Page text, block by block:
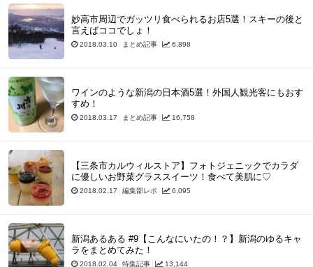
妙高市周辺でガッツリ食べられるお店5選！スキーの後と
言えばココでしょ！
2018.03.10 まとめ記事 6,898
ワインのような新潟の日本酒5選！外国人観光客にもおす
すめ！
2018.03.17 まとめ記事 16,758
【三条市カルウィルストア】フォトジェニックでカラダ
に優しいお野菜グラススイーツ！食べて美肌に♡
2018.02.17 編集部レポ 6,095
新潟あるある #9【こんなにいたの！？】新潟のゆるキャ
ラをまとめてみた！
2018.02.04 特集記事 13,144